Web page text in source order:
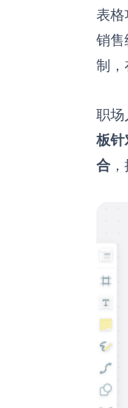
表格
销
制
职场
板针
合